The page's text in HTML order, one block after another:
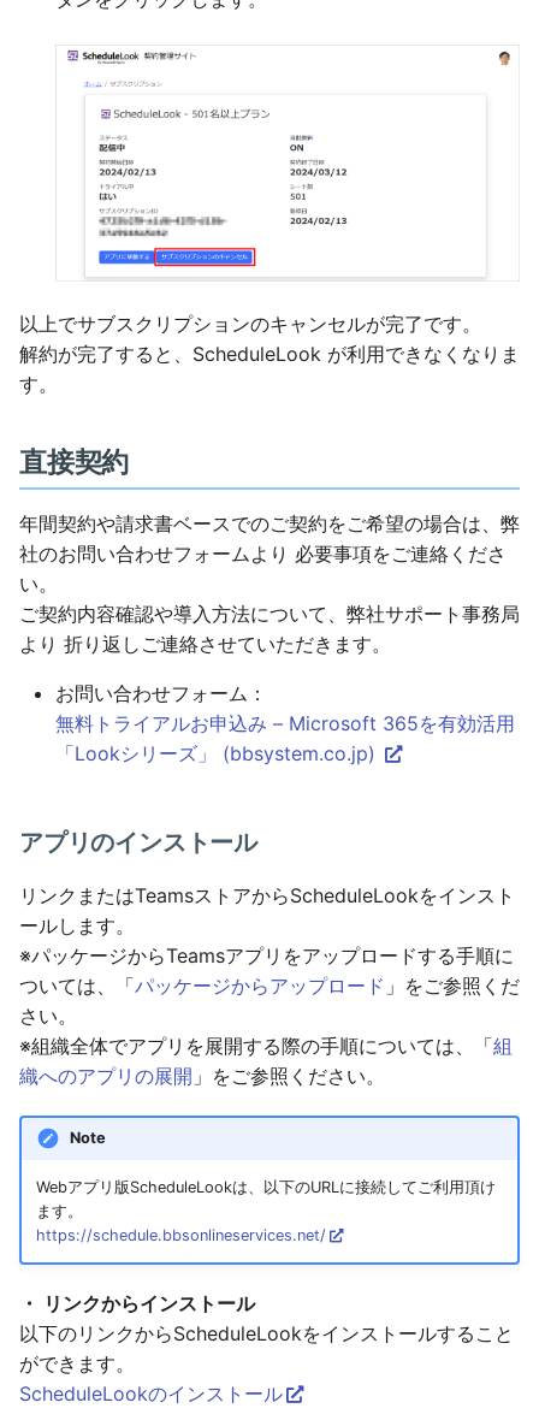
以上でサブスクリプションのキャンセルが完了です。
解約が完了すると、ScheduleLook が利用できなくなりま
す。
直接契約
年間契約や請求書ベースでのご契約をご希望の場合は、弊
社のお問い合わせフォームより 必要事項をご連絡くださ
い。
ご契約内容確認や導入方法について、弊社サポート事務局
より 折り返しご連絡させていただきます。
お問い合わせフォーム：
無料トライアルお申込み – Microsoft 365を有効活用
「Lookシリーズ」 (bbsystem.co.jp)
アプリのインストール
リンクまたはTeamsストアからScheduleLookをインスト
ールします。
※パッケージからTeamsアプリをアップロードする手順に
ついては、「パッケージからアップロード 」をご参照くだ
さい。
※組織全体でアプリを展開する際の手順については、「組
織へのアプリの展開 」をご参照ください。
Note
Webアプリ版ScheduleLookは、以下のURLに接続してご利用頂け
ます。
https://schedule.bbsonlineservices.net/
・ リンクからインストール
以下のリンクからScheduleLookをインストールすること
ができます。
ScheduleLookのインストール